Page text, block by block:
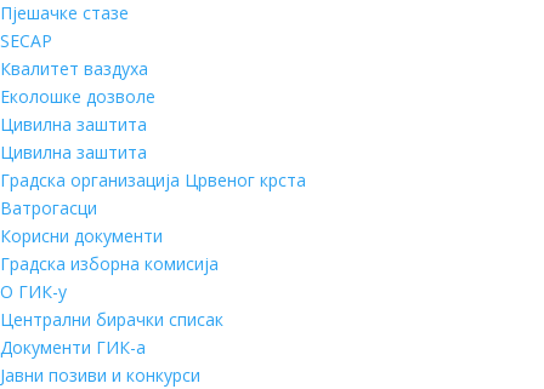
Пјешачке стазе
SECAP
Квалитет ваздуха
Еколошке дозволе
Цивилна заштита
Цивилна заштита
Градска организација Црвеног крста
Ватрогасци
Корисни документи
Градска изборна комисија
О ГИК-у
Централни бирачки списак
Документи ГИК-а
Јавни позиви и конкурси